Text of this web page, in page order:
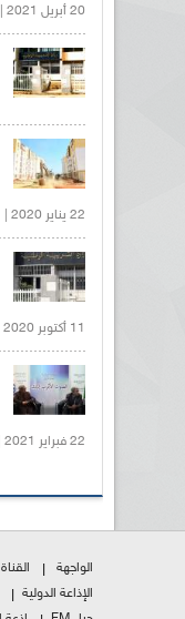
20 أبريل 2021 |
22 يناير 2020 |
11 أكتوبر 2020 |
22 فبراير 2021 |
الواجهة
الإذاعة الدولية